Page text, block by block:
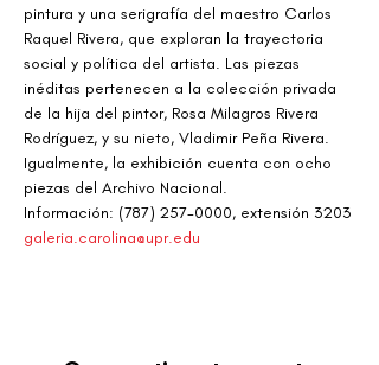
pintura y una serigrafía del maestro Carlos
Raquel Rivera, que exploran la trayectoria
social y política del artista. Las piezas
inéditas pertenecen a la colección privada
de la hija del pintor, Rosa Milagros Rivera
Rodríguez, y su nieto, Vladimir Peña Rivera.
Igualmente, la exhibición cuenta con ocho
piezas del Archivo Nacional.
Información: (787) 257-0000, extensión 3203
galeria.carolina@upr.edu